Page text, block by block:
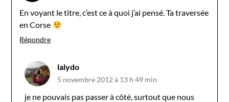
En voyant le titre, c’est ce à quoi j’ai pensé. Ta traversée
en Corse
Répondre
lalydo
5 novembre 2012 à 13 h 49 min
je ne pouvais pas passer à côté, surtout que nous